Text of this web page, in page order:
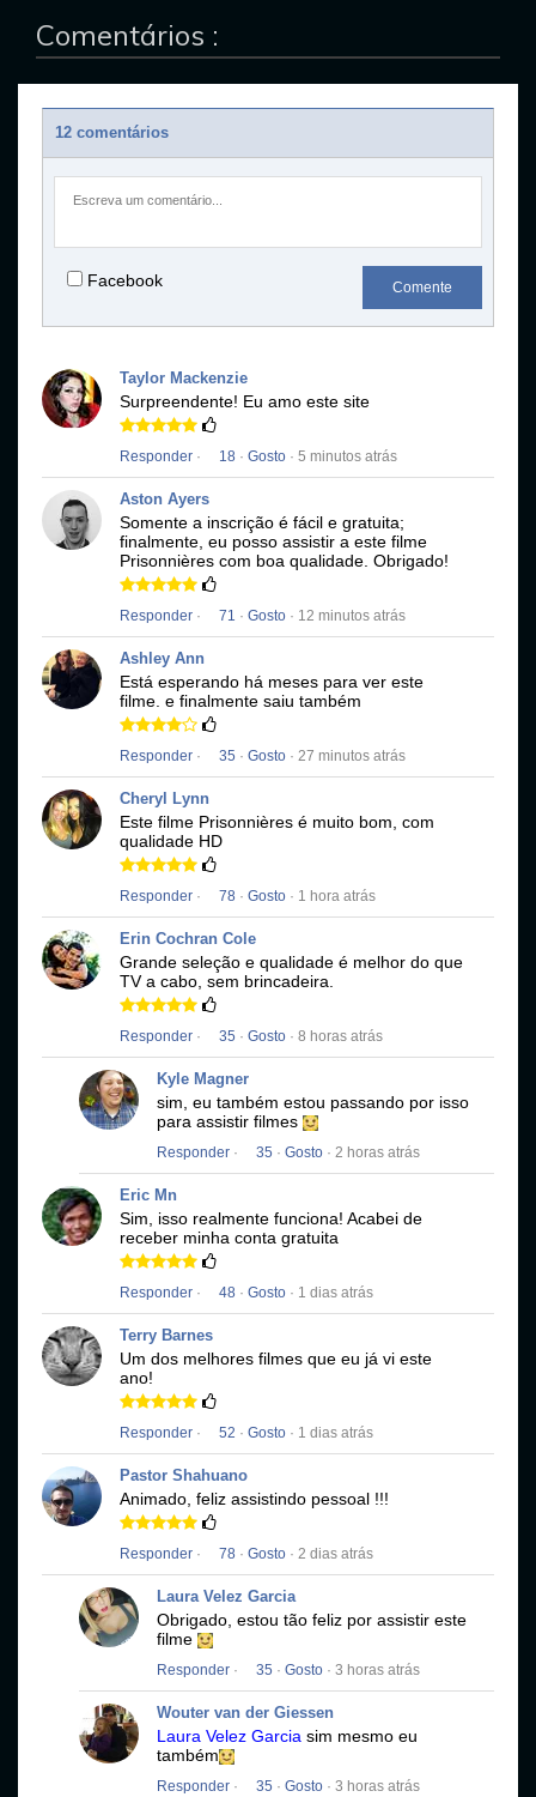
Comentários :
12 comentários
Facebook Comente
Taylor Mackenzie
Surpreendente! Eu amo este site
Responder · 18 · Gosto · 5 minutos atrás
Aston Ayers
Somente a inscrição é fácil e gratuita;
finalmente, eu posso assistir a este filme
Prisonnières com boa qualidade. Obrigado!
Responder · 71 · Gosto · 12 minutos atrás
Ashley Ann
Está esperando há meses para ver este
filme. e finalmente saiu também
Responder · 35 · Gosto · 27 minutos atrás
Cheryl Lynn
Este filme Prisonnières é muito bom, com
qualidade HD
Responder · 78 · Gosto · 1 hora atrás
Erin Cochran Cole
Grande seleção e qualidade é melhor do que
TV a cabo, sem brincadeira.
Responder · 35 · Gosto · 8 horas atrás
Kyle Magner
sim, eu também estou passando por isso
para assistir filmes
Responder · 35 · Gosto · 2 horas atrás
Eric Mn
Sim, isso realmente funciona! Acabei de
receber minha conta gratuita
Responder · 48 · Gosto · 1 dias atrás
Terry Barnes
Um dos melhores filmes que eu já vi este
ano!
Responder · 52 · Gosto · 1 dias atrás
Pastor Shahuano
Animado, feliz assistindo pessoal !!!
Responder · 78 · Gosto · 2 dias atrás
Laura Velez Garcia
Obrigado, estou tão feliz por assistir este
filme
Responder · 35 · Gosto · 3 horas atrás
Wouter van der Giessen
Laura Velez Garcia sim mesmo eu
também
Responder · 35 · Gosto · 3 horas atrás